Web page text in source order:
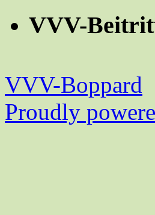
VVV-
VVV-Boppard
Proudly